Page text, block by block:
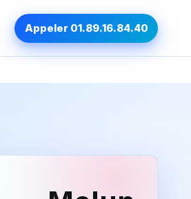
Appeler 01.89.16.84.40